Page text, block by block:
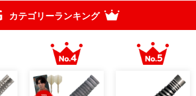
カテゴリーランキング